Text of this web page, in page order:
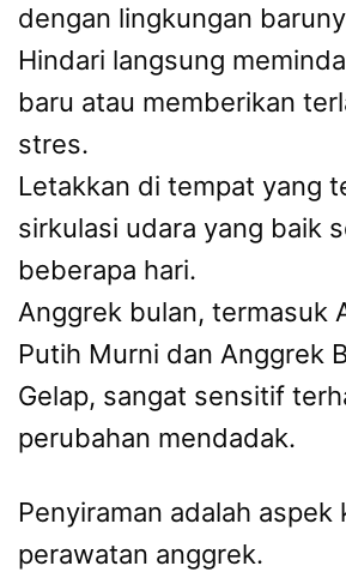
dengan lingkungan
Hindari langsung
baru atau memberikan
stres.
Letakkan di tempat yang
sirkulasi udara yang baik
beberapa hari.
Anggrek bulan, termasuk
Putih Murni dan Anggrek
Gelap, sangat sensitif
perubahan mendadak.
Penyiraman adalah aspek
perawatan anggrek.